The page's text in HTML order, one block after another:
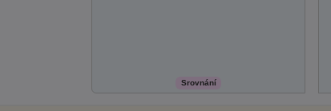
Srovnání